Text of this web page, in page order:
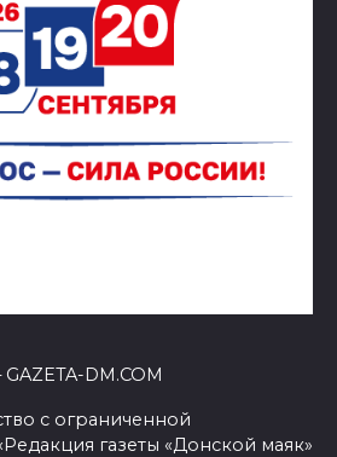
DM.COM
с ограниченной
газеты «Донской маяк»